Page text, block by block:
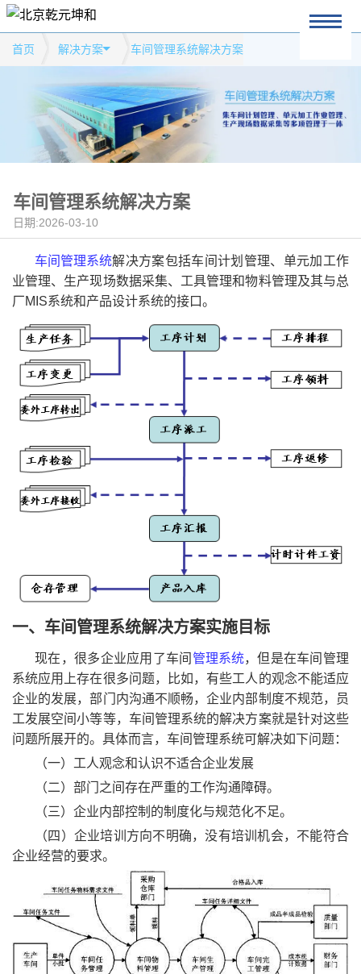
首页 解决方案 车间管理系统解决方案
车间管理系统解决方案
日期:2026-03-10
车间管理系统解决方案包括车间计划管理、单元加工作
业管理、生产现场数据采集、工具管理和物料管理及其与总
厂MIS系统和产品设计系统的接口。
一、车间管理系统解决方案实施目标
现在，很多企业应用了车间 管理系统，但是在车间管理
系统应用上存在很多问题，比如，有些工人的观念不能适应
企业的发展，部门内沟通不顺畅，企业内部制度不规范，员
工发展空间小等等，车间管理系统的解决方案就是针对这些
问题所展开的。具体而言，车间管理系统可解决如下问题：
（一）工人观念和认识不适合企业发展
（二）部门之间存在严重的工作沟通障碍。
（三）企业内部控制的制度化与规范化不足。
（四）企业培训方向不明确，没有培训机会，不能符合
企业经营的要求。